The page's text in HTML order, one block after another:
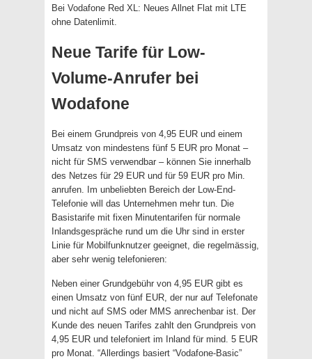
Bei Vodafone Red XL: Neues Allnet Flat mit LTE
ohne Datenlimit.
Neue Tarife für Low-
Volume-Anrufer bei
Wodafone
Bei einem Grundpreis von 4,95 EUR und einem
Umsatz von mindestens fünf 5 EUR pro Monat –
nicht für SMS verwendbar – können Sie innerhalb
des Netzes für 29 EUR und für 59 EUR pro Min.
anrufen. Im unbeliebten Bereich der Low-End-
Telefonie will das Unternehmen mehr tun. Die
Basistarife mit fixen Minutentarifen für normale
Inlandsgespräche rund um die Uhr sind in erster
Linie für Mobilfunknutzer geeignet, die regelmässig,
aber sehr wenig telefonieren:
Neben einer Grundgebühr von 4,95 EUR gibt es
einen Umsatz von fünf EUR, der nur auf Telefonate
und nicht auf SMS oder MMS anrechenbar ist. Der
Kunde des neuen Tarifes zahlt den Grundpreis von
4,95 EUR und telefoniert im Inland für mind. 5 EUR
pro Monat. “Allerdings basiert “Vodafone-Basic”